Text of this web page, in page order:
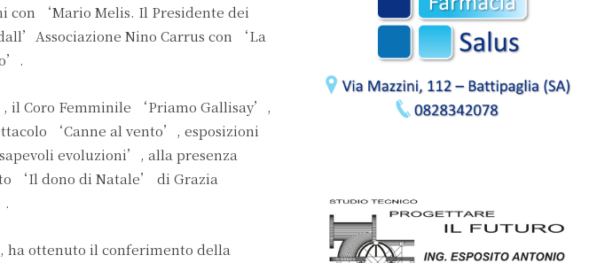
con ‘Mario Melis. Il Presidente dei
Nino Carrus con ‘La
il Coro Femminile ‘Priamo Gallisay’,
‘Canne al vento’, esposizioni
evoluzioni’, alla presenza
‘Il dono di Natale’ di Grazia
ha ottenuto il conferimento della